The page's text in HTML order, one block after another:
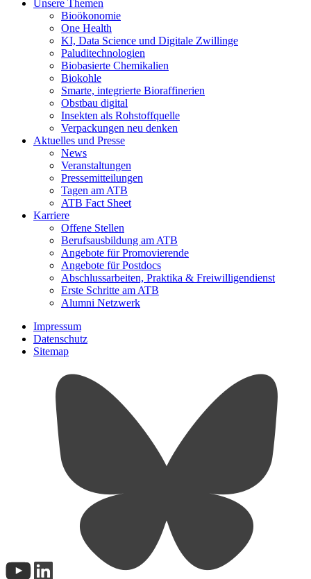
Unsere Themen
Bioökonomie
One Health
KI, Data Science und Digitale Zwillinge
Paluditechnologien
Biobasierte Chemikalien
Biokohle
Smarte, integrierte Bioraffinerien
Obstbau digital
Insekten als Rohstoffquelle
Verpackungen neu denken
Aktuelles und Presse
News
Veranstaltungen
Pressemitteilungen
Tagen am ATB
ATB Fact Sheet
Karriere
Offene Stellen
Berufsausbildung am ATB
Angebote für Promovierende
Angebote für Postdocs
Abschlussarbeiten, Praktika & Freiwilligendienst
Erste Schritte am ATB
Alumni Netzwerk
Impressum
Datenschutz
Sitemap